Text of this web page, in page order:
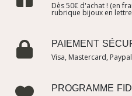
Dès 50€ d'achat ! (en
rubrique bijoux en
PAIEMENT
Visa, Mastercard,
PROGRAMME